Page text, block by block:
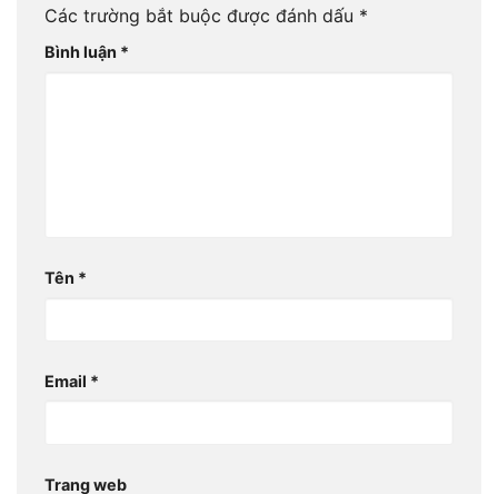
Các trường bắt buộc được đánh dấu *
Bình luận *
Tên *
Email *
Trang web